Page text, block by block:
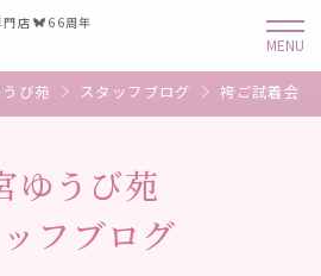
店 66周年
び苑 スタッフブログ 袴ご試着会
ゆうび苑
フブログ